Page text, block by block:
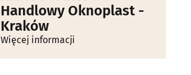
Handlowy Oknoplast -
Kraków
Więcej informacji